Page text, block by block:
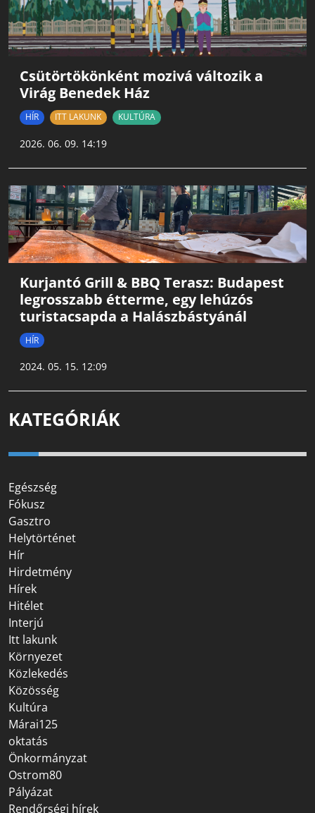
Csütörtökönként mozivá változik a
Virág Benedek Ház
HÍR ITT LAKUNK KULTÚRA
2026. 06. 09. 14:19
Kurjantó Grill & BBQ Terasz: Budapest
legrosszabb étterme, egy lehúzós
turistacsapda a Halászbástyánál
HÍR
2024. 05. 15. 12:09
KATEGÓRIÁK
Egészség
Fókusz
Gasztro
Helytörténet
Hír
Hirdetmény
Hírek
Hitélet
Interjú
Itt lakunk
Környezet
Közlekedés
Közösség
Kultúra
Márai125
oktatás
Önkormányzat
Ostrom80
Pályázat
Rendőrségi hírek